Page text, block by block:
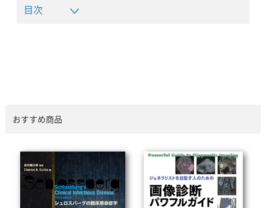
目次
おすすめ商品